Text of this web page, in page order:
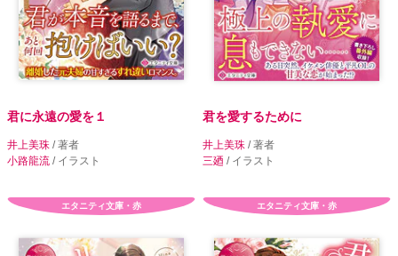
君に永遠の愛を１
井上美珠 / 著者
小路龍流 / イラスト
君を愛するために
井上美珠 / 著者
三廼 / イラスト
エタニティ文庫・赤 エタニティ文庫・赤